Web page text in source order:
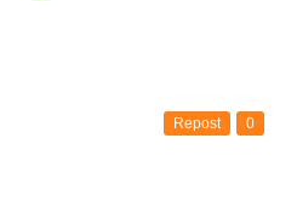
Repost 0